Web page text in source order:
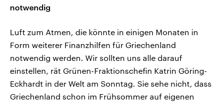
notwendig
Luft zum Atmen, die könnte in einigen Monaten in
Form weiterer Finanzhilfen für Griechenland
notwendig werden. Wir sollten uns alle darauf
einstellen, rät Grünen-Fraktionschefin Katrin Göring-
Eckhardt in der Welt am Sonntag. Sie sehe nicht, dass
Griechenland schon im Frühsommer auf eigenen